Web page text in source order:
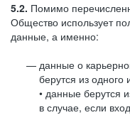
5.2. Помимо
Общество использует
данные, а именно:
данные о
берутся из одного
• данные берутся
в случае, если